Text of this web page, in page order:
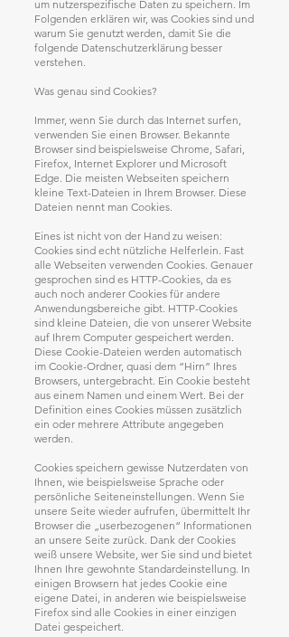
um nutzerspezifische Daten zu speichern. Im
Folgenden erklären wir, was Cookies sind und
warum Sie genutzt werden, damit Sie die
folgende Datenschutzerklärung besser
verstehen.
Was genau sind Cookies?
Immer, wenn Sie durch das Internet surfen,
verwenden Sie einen Browser. Bekannte
Browser sind beispielsweise Chrome, Safari,
Firefox, Internet Explorer und Microsoft
Edge. Die meisten Webseiten speichern
kleine Text-Dateien in Ihrem Browser. Diese
Dateien nennt man Cookies.
Eines ist nicht von der Hand zu weisen:
Cookies sind echt nützliche Helferlein. Fast
alle Webseiten verwenden Cookies. Genauer
gesprochen sind es HTTP-Cookies, da es
auch noch anderer Cookies für andere
Anwendungsbereiche gibt. HTTP-Cookies
sind kleine Dateien, die von unserer Website
auf Ihrem Computer gespeichert werden.
Diese Cookie-Dateien werden automatisch
im Cookie-Ordner, quasi dem “Hirn” Ihres
Browsers, untergebracht. Ein Cookie besteht
aus einem Namen und einem Wert. Bei der
Definition eines Cookies müssen zusätzlich
ein oder mehrere Attribute angegeben
werden.
Cookies speichern gewisse Nutzerdaten von
Ihnen, wie beispielsweise Sprache oder
persönliche Seiteneinstellungen. Wenn Sie
unsere Seite wieder aufrufen, übermittelt Ihr
Browser die „userbezogenen“ Informationen
an unsere Seite zurück. Dank der Cookies
weiß unsere Website, wer Sie sind und bietet
Ihnen Ihre gewohnte Standardeinstellung. In
einigen Browsern hat jedes Cookie eine
eigene Datei, in anderen wie beispielsweise
Firefox sind alle Cookies in einer einzigen
Datei gespeichert.